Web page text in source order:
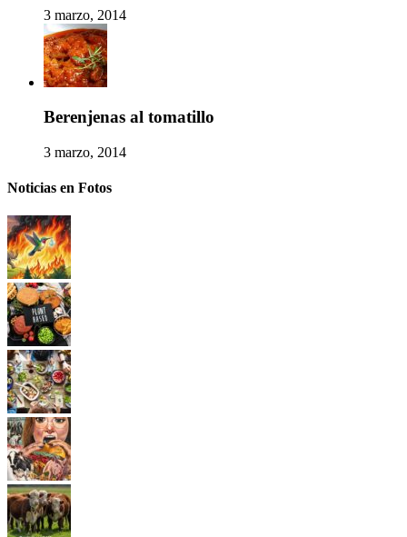
3 marzo, 2014
Berenjenas al tomatillo
3 marzo, 2014
Noticias en Fotos